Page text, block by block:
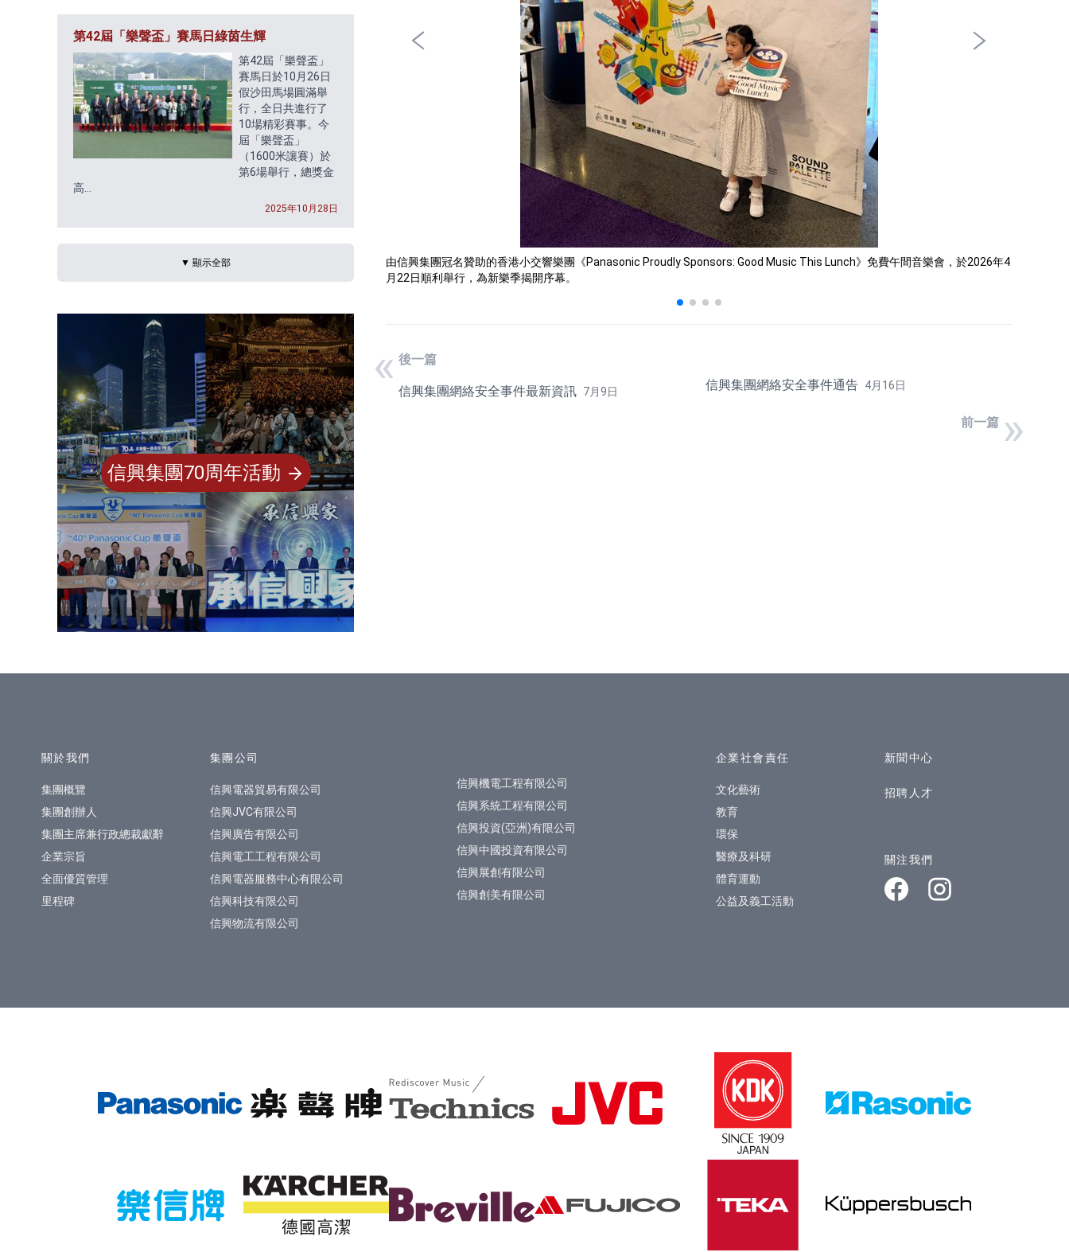
由信興集團冠名贊助的香港小交響樂團《Panasonic Proudly Sponsors: Good Music This Lunch》免費午間音樂會，於2026年4
月22日順利舉行，為新樂季揭開序幕。
« 後一篇
信興集團網絡安全事件最新資訊 7月9日
前一篇 »
信興集團網絡安全事件通告 4月16日
第42屆「樂聲盃」賽馬日綠茵生輝
第42屆「樂聲盃」
賽馬日於10月26日
假沙田馬場圓滿舉
行，全日共進行了
10場精彩賽事。今
屆「樂聲盃」
（1600米讓賽）於
第6場舉行，總獎金
高...
2025年10月28日
▼ 顯示全部
信興集團70周年活動
網站指南
關於我們
集團概覽
集團創辦人
集團主席兼行政總裁獻辭
企業宗旨
全面優質管理
里程碑
集團公司
信興電器貿易有限公司
信興JVC有限公司
信興廣告有限公司
信興電工工程有限公司
信興電器服務中心有限公司
信興科技有限公司
信興物流有限公司
信興機電工程有限公司
信興系統工程有限公司
信興投資(亞洲)有限公司
信興中國投資有限公司
信興展創有限公司
信興創美有限公司
企業社會責任
文化藝術
教育
環保
醫療及科研
體育運動
公益及義工活動
新聞中心
招聘人才
關注我們